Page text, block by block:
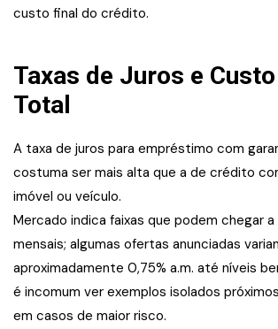
custo final do crédito.
Taxas de Juros e
Total
A taxa de juros para empréstimo com
costuma ser mais alta que a de crédito
imóvel ou veículo.
Mercado indica faixas que podem chegar
mensais; algumas ofertas anunciadas
aproximadamente 0,75% a.m. até níveis
é incomum ver exemplos isolados
em casos de maior risco.